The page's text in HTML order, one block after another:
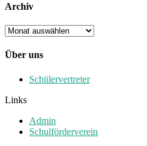
Archiv
Archiv
Über uns
Schülervertreter
Links
Admin
Schulförderverein